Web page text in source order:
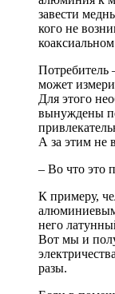
завести
кого не
может
Для этого
вынуждены
А за этим не
– Во что это
К примеру,
него
Вот мы и
разы.